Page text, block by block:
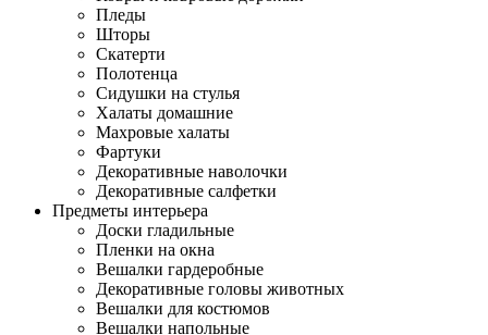
Пледы
Шторы
Скатерти
Полотенца
Сидушки на стулья
Халаты домашние
Махровые халаты
Фартуки
Декоративные наволочки
Декоративные салфетки
Предметы интерьера
Доски гладильные
Пленки на окна
Вешалки гардеробные
Декоративные головы животных
Вешалки для костюмов
Вешалки напольные